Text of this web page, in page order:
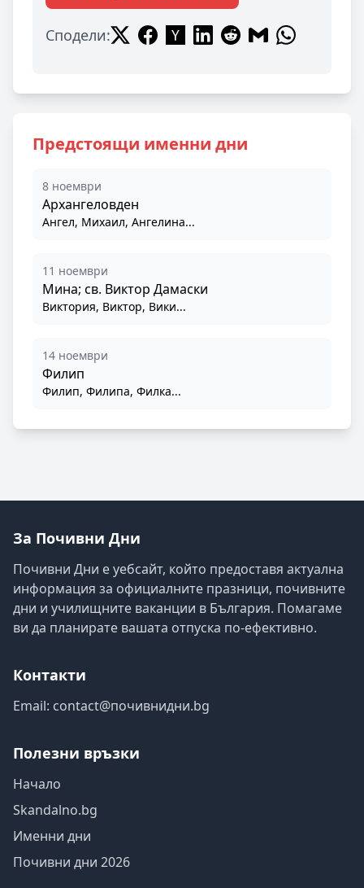
Сподели:
Предстоящи именни дни
8 ноември
Архангеловден
Ангел, Михаил, Ангелина...
11 ноември
Мина; св. Виктор Дамаски
Виктория, Виктор, Вики...
14 ноември
Филип
Филип, Филипа, Филка...
За Почивни Дни
Почивни Дни е уебсайт, който предоставя актуална
информация за официалните празници, почивните
дни и училищните ваканции в България. Помагаме
ви да планирате вашата отпуска по-ефективно.
Контакти
Email: contact@почивнидни.bg
Полезни връзки
Начало
Skandalno.bg
Именни дни
Почивни дни 2026